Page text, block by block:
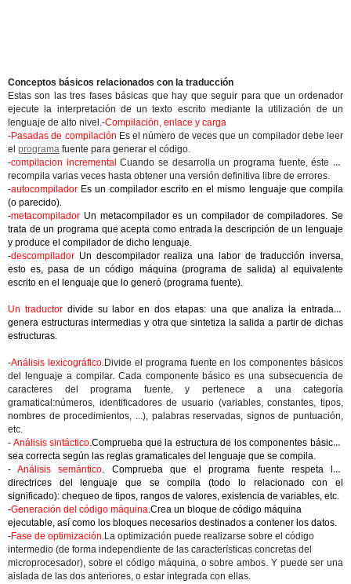
Conceptos básicos relacionados con la traducción
Estas son las tres fases básicas que hay que seguir para que un ordenador
ejecute la interpretación de un texto escrito mediante la utilización de un
lenguaje de alto nivel.-Compilación, enlace y carga
-Pasadas de compilación Es el número de veces que un compilador debe leer
el programa fuente para generar el código.
-compilacion incrementalCuando se desarrolla un programa fuente, éste se
recompila varias veces hasta obtener una versión definitiva libre de errores.
-autocompilador Es un compilador escrito en el mismo lenguaje que compila
(o parecido).
-metacompilador Un metacompilador es un compilador de compiladores. Se
trata de un programa que acepta como entrada la descripción de un lenguaje
y produce el compilador de dicho lenguaje.
-descompilador Un descompilador realiza una labor de traducción inversa,
esto es, pasa de un código máquina (programa de salida) al equivalente
escrito en el lenguaje que lo generó (programa fuente).
Un traductor divide su labor en dos etapas: una que analiza la entrada y
genera estructuras intermedias y otra que sintetiza la salida a partir de dichas
estructuras.
-Análisis lexicográfico.Divide el programa fuente en los componentes básicos
del lenguaje a compilar. Cada componente básico es una subsecuencia de
caracteres del programa fuente, y pertenece a una categoría
gramatical:números, identificadores de usuario (variables, constantes, tipos,
nombres de procedimientos, ...), palabras reservadas, signos de puntuación,
etc.
- Análisis sintáctico.Comprueba que la estructura de los componentes básicos
sea correcta según las reglas gramaticales del lenguaje que se compila.
-Análisis semántico. Comprueba que el programa fuente respeta las
directrices del lenguaje que se compila (todo lo relacionado con el
significado): chequeo de tipos, rangos de valores, existencia de variables, etc.
-Generación del código máquina.Crea un bloque de código máquina
ejecutable, así como los bloques necesarios destinados a contener los datos.
-Fase de optimización.La optimización puede realizarse sobre el código
intermedio (de forma independiente de las características concretas del
microprocesador), sobre el código máquina, o sobre ambos. Y puede ser una
aislada de las dos anteriores, o estar integrada con ellas.